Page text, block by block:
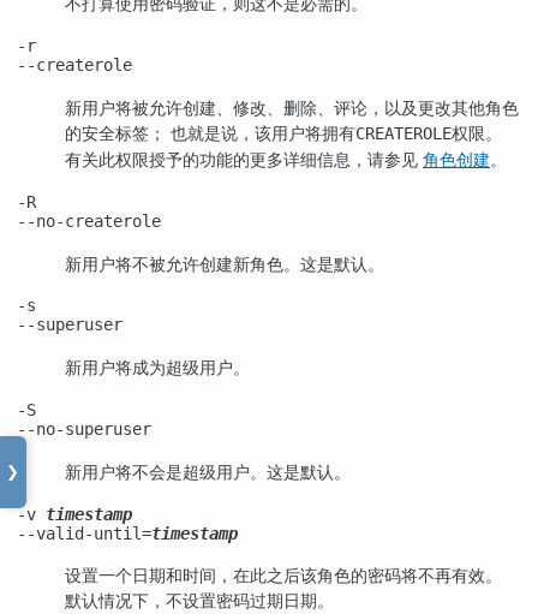
❯
-r
--createrole
新用户将被允许创建、修改、删除、评论，以及更改其他角色
的安全标签； 也就是说，该用户将拥有CREATEROLE权限。
有关此权限授予的功能的更多详细信息，请参见 角色创建。
-R
--no-createrole
新用户将不被允许创建新角色。这是默认。
-s
--superuser
新用户将成为超级用户。
-S
--no-superuser
新用户将不会是超级用户。这是默认。
-v timestamp
--valid-until=timestamp
设置一个日期和时间，在此之后该角色的密码将不再有效。
默认情况下，不设置密码过期日期。